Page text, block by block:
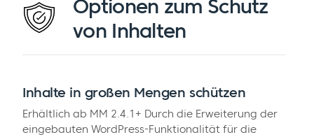
Optionen zum Schutz
von Inhalten
Inhalte in großen Mengen schützen
Erhältlich ab MM 2.4.1+ Durch die Erweiterung der
eingebauten WordPress-Funktionalität für die